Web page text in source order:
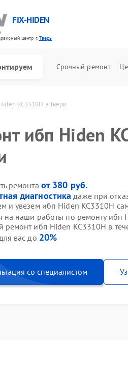
FIX-HIDEN
центр г.Тверь
Срочный ремонт
KC3310H в Твери
ибп Hiden
ремонта от 380 руб.
диагностика даже при
и увезем ибп Hiden KC3310H
на наши работы по ремонту ибп
ремонт ибп Hiden KC3310H в
вас до 20%
со специалистом